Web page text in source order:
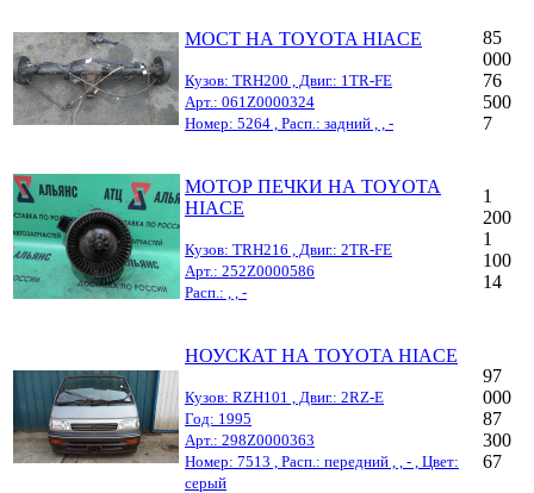
МОСТ НА TOYOTA HIACE
Кузов: TRH200 , Двиг.: 1TR-FE
Арт.: 061Z0000324
Номер: 5264 , Расп.: задний , , -
85
000
76
500
7
МОТОР ПЕЧКИ НА TOYOTA
HIACE
Кузов: TRH216 , Двиг.: 2TR-FE
Арт.: 252Z0000586
Расп.: , , -
1
200
1
100
14
НОУСКАТ НА TOYOTA HIACE
Кузов: RZH101 , Двиг.: 2RZ-E
Год: 1995
Арт.: 298Z0000363
Номер: 7513 , Расп.: передний , , - , Цвет:
серый
97
000
87
300
67